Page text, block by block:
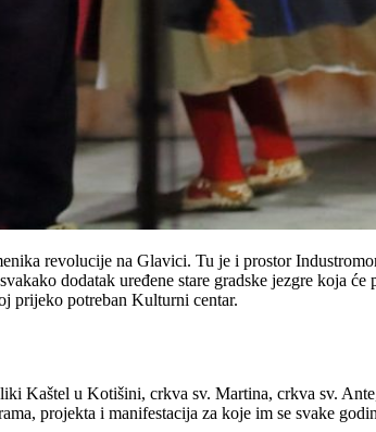
revolucije na Glavici. Tu je i prostor
dodatak uređene stare gradske jezgre koja
prijeko potreban Kulturni centar.
Kaštel u Kotišini, crkva sv. Martina, crkva sv.
projekta i manifestacija za koje im se svake